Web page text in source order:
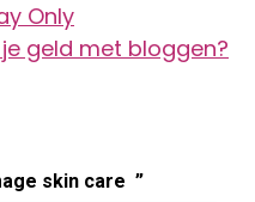
Only
geld met bloggen?
skin care ”